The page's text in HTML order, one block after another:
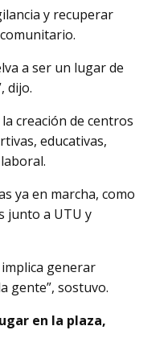
y recuperar
a ser un lugar de
dijo.
creación de centros
educativas,
ya en marcha, como
junto a UTU y
generar
gente”, sostuvo.
en la plaza,